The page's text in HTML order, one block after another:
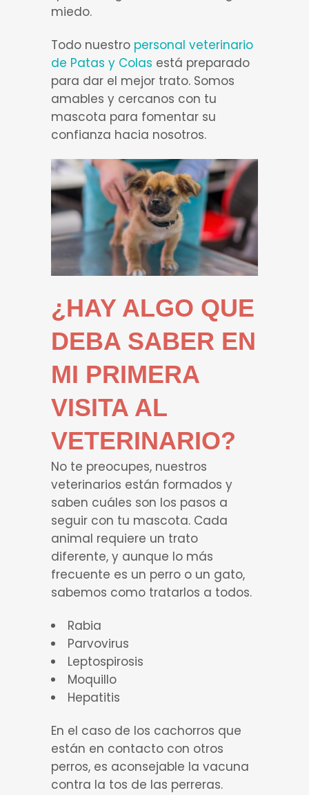
miedo.
Todo nuestro personal veterinario
de Patas y Colas está preparado
para dar el mejor trato. Somos
amables y cercanos con tu
mascota para fomentar su
confianza hacia nosotros.
¿HAY ALGO QUE
DEBA SABER EN
MI PRIMERA
VISITA AL
VETERINARIO?
No te preocupes, nuestros
veterinarios están formados y
saben cuáles son los pasos a
seguir con tu mascota. Cada
animal requiere un trato
diferente, y aunque lo más
frecuente es un perro o un gato,
sabemos como tratarlos a todos.
Rabia
Parvovirus
Leptospirosis
Moquillo
Hepatitis
En el caso de los cachorros que
están en contacto con otros
perros, es aconsejable la vacuna
contra la tos de las perreras.